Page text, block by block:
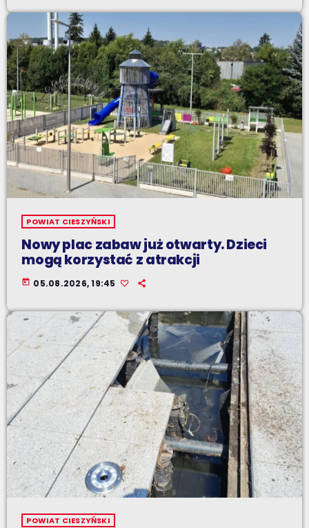
POWIAT CIESZYŃSKI
Nowy plac zabaw już otwarty. Dzieci
mogą korzystać z atrakcji
today 05.08.2026, 19:45
POWIAT CIESZYŃSKI